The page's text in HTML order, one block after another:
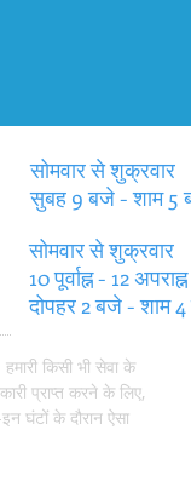
सोमवार से शुक्रवार
सुबह 9 बजे - शाम 5
सोमवार से शुक्रवार
10 पूर्वाह्न - 12 अपराह्न
दोपहर 2 बजे - शाम
किसी भी सेवा के
प्राप्त करने के लिए,
घंटों के दौरान ऐसा